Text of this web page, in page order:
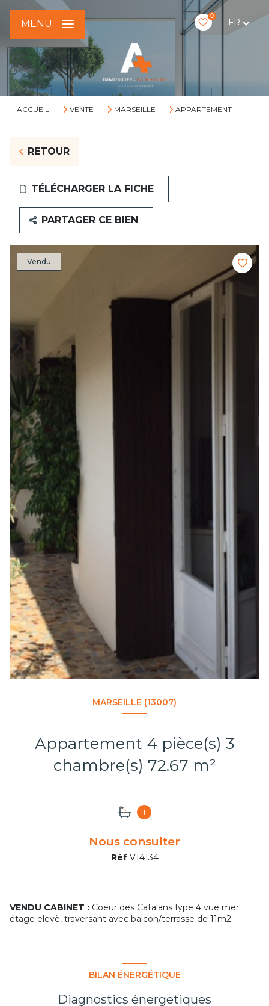
0
FR
MENU
ACCUEIL VENTE MARSEILLE APPARTEMENT
RETOUR
TÉLÉCHARGER LA FICHE
PARTAGER CE BIEN
Vendu
MARSEILLE (13007)
Appartement 4 pièce(s) 3
chambre(s) 72.67 m²
1
Nous consulter
Réf V14134
VENDU CABINET : Coeur des Catalans type 4 vue mer
étage elevè, traversant avec balcon/terrasse de 11m2.
BILAN ÉNERGÉTIQUE
Diagnostics énergetiques